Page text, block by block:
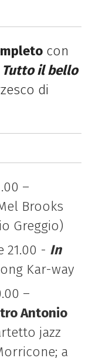
con
Tutto il bello
di
–
Brooks
Greggio)
21.00 - In
Kar-way
–
Antonio
jazz
a